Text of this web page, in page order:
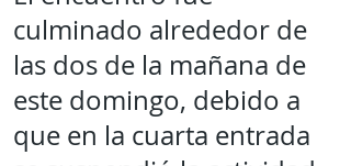
culminado alrededor de
las dos de la mañana de
este domingo, debido a
que en la cuarta entrada